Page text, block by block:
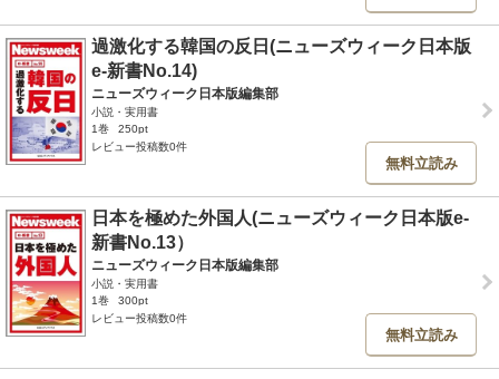
過激化する韓国の反日(ニューズウィーク日本版
e-新書No.14)
ニューズウィーク日本版編集部
小説・実用書
1巻
250pt
レビュー投稿数0件
無料立読み
日本を極めた外国人(ニューズウィーク日本版e-
新書No.13）
ニューズウィーク日本版編集部
小説・実用書
1巻
300pt
レビュー投稿数0件
無料立読み